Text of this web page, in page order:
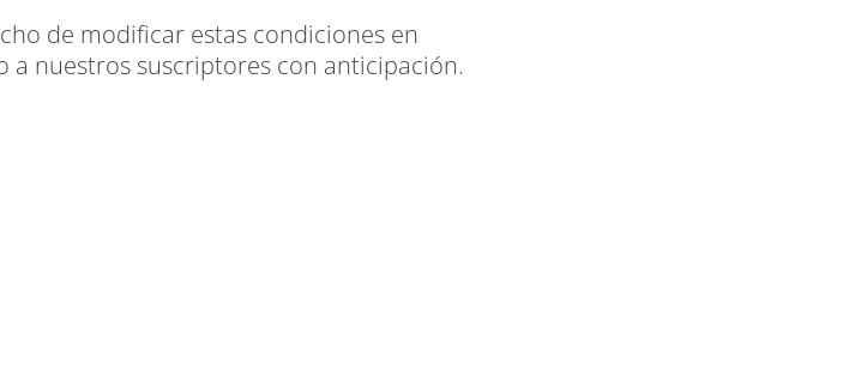
de modificar estas condiciones en
nuestros suscriptores con anticipación.